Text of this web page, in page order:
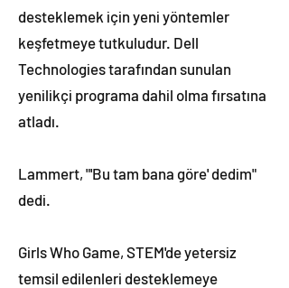
desteklemek için yeni yöntemler
keşfetmeye tutkuludur. Dell
Technologies tarafından sunulan
yenilikçi programa dahil olma fırsatına
atladı.
Lammert, "'Bu tam bana göre' dedim"
dedi.
Girls Who Game, STEM'de yetersiz
temsil edilenleri desteklemeye